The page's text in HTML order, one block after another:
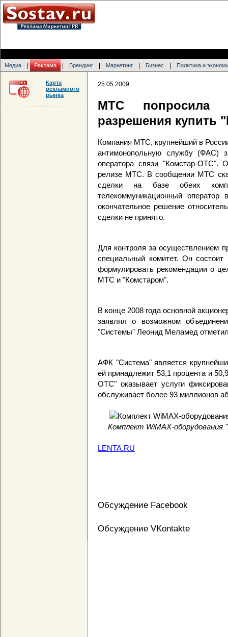
Медиа Реклама Брендинг Маркетинг Бизнес Политика и
25.05.2009
МТС попросила
разрешения купить
Компания МТС, крупнейший в
антимонопольную службу (ФАС)
оператора связи "Комстар-ОТС".
релизе МТС. В сообщении МТС
сделки на базе обеих
телекоммуникационный
окончательное решение
сделки не принято.
Для контроля за осуществлением
специальный комитет. Он
формулировать рекомендации о
МТС и "Комстаром".
В конце 2008 года основной
заявлял о возможном
"Системы" Леонид Меламед
АФК "Система" является
ей принадлежит 53,1 процента и
ОТС" оказывает услуги
обслуживает более 93 миллионов
Комплект WiMAX-
LENTA.RU
Обсуждение Facebook
Обсуждение VKontakte
Карта
рекламного
рынка